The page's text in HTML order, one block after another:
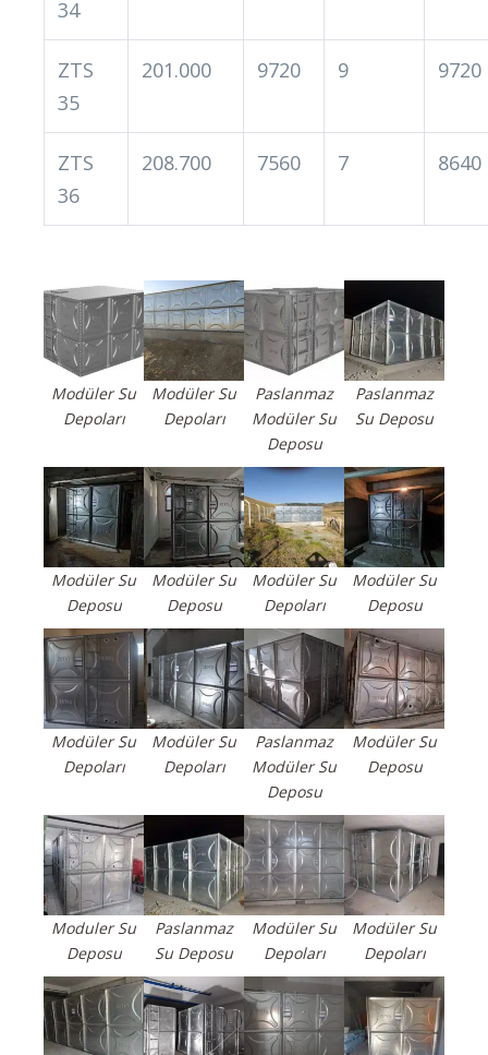
34
ZTS
35
201.000 9720 9 9720
ZTS
36
208.700 7560 7 8640
Modüler Su
Depoları
Modüler Su
Depoları
Paslanmaz
Modüler Su
Deposu
Paslanmaz
Su Deposu
Modüler Su
Deposu
Modüler Su
Deposu
Modüler Su
Depoları
Modüler Su
Deposu
Modüler Su
Depoları
Modüler Su
Depoları
Paslanmaz
Modüler Su
Deposu
Modüler Su
Deposu
Moduler Su
Deposu
Paslanmaz
Su Deposu
Modüler Su
Depoları
Modüler Su
Depoları